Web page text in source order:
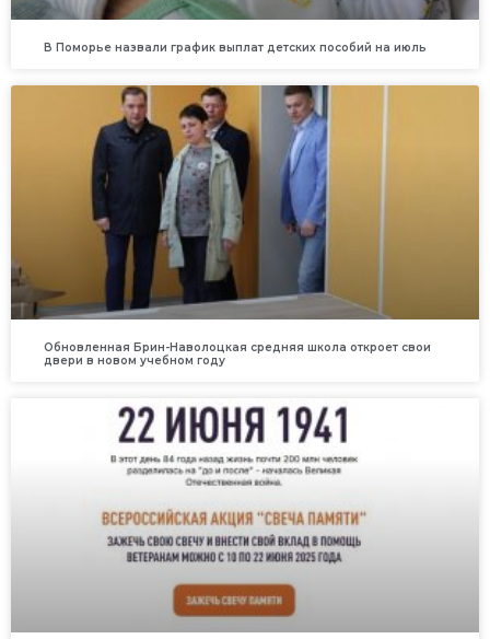
В Поморье назвали график выплат детских пособий на июль
Обновленная Брин-Наволоцкая средняя школа откроет свои
двери в новом учебном году